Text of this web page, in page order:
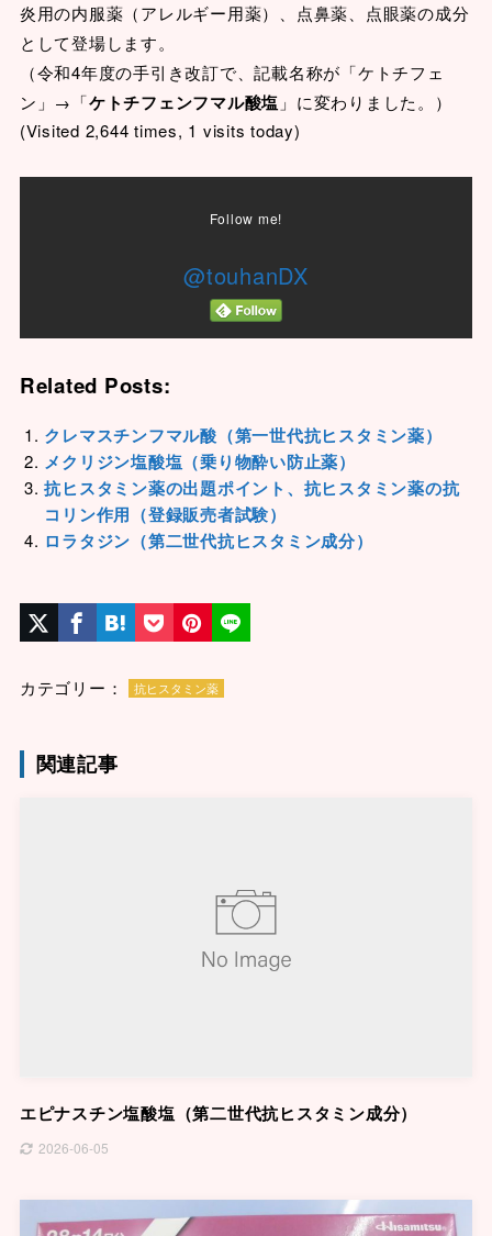
炎用の内服薬（アレルギー用薬）、点鼻薬、点眼薬の成分
として登場します。
（令和4年度の手引き改訂で、記載名称が「ケトチフェ
ン」→「ケトチフェンフマル酸塩 」に変わりました。）
(Visited 2,644 times, 1 visits today)
Follow me!
@touhanDX
Related Posts:
クレマスチンフマル酸（第一世代抗ヒスタミン薬）
メクリジン塩酸塩（乗り物酔い防止薬）
抗ヒスタミン薬の出題ポイント、抗ヒスタミン薬の抗
コリン作用（登録販売者試験）
ロラタジン（第二世代抗ヒスタミン成分）
カテゴリー： 抗ヒスタミン薬
関連記事
エピナスチン塩酸塩（第二世代抗ヒスタミン成分）
2026-06-05